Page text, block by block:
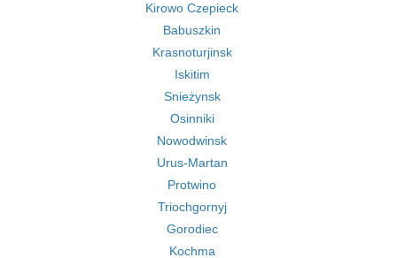
Kirowo Czepieck
Babuszkin
Krasnoturjinsk
Iskitim
Snieżynsk
Osinniki
Nowodwinsk
Urus-Martan
Protwino
Triochgornyj
Gorodiec
Kochma